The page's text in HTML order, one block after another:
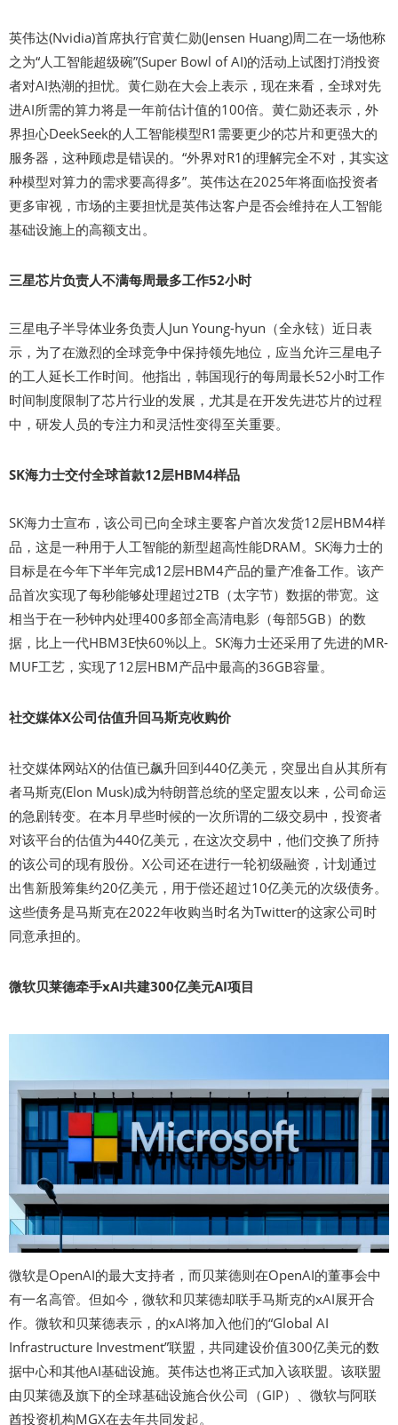
英伟达(Nvidia)首席执行官黄仁勋(Jensen Huang)周二在一场他称
之为“人工智能超级碗”(Super Bowl of AI)的活动上试图打消投资
者对AI热潮的担忧。黄仁勋在大会上表示，现在来看，全球对先
进AI所需的算力将是一年前估计值的100倍。黄仁勋还表示，外
界担心DeekSeek的人工智能模型R1需要更少的芯片和更强大的
服务器，这种顾虑是错误的。“外界对R1的理解完全不对，其实这
种模型对算力的需求要高得多”。英伟达在2025年将面临投资者
更多审视，市场的主要担忧是英伟达客户是否会维持在人工智能
基础设施上的高额支出。
三星芯片负责人不满每周最多工作52小时
三星电子半导体业务负责人Jun Young-hyun（全永铉）近日表
示，为了在激烈的全球竞争中保持领先地位，应当允许三星电子
的工人延长工作时间。他指出，韩国现行的每周最长52小时工作
时间制度限制了芯片行业的发展，尤其是在开发先进芯片的过程
中，研发人员的专注力和灵活性变得至关重要。
SK海力士交付全球首款12层HBM4样品
SK海力士宣布，该公司已向全球主要客户首次发货12层HBM4样
品，这是一种用于人工智能的新型超高性能DRAM。SK海力士的
目标是在今年下半年完成12层HBM4产品的量产准备工作。该产
品首次实现了每秒能够处理超过2TB（太字节）数据的带宽。这
相当于在一秒钟内处理400多部全高清电影（每部5GB）的数
据，比上一代HBM3E快60%以上。SK海力士还采用了先进的MR-
MUF工艺，实现了12层HBM产品中最高的36GB容量。
社交媒体X公司估值升回马斯克收购价
社交媒体网站X的估值已飙升回到440亿美元，突显出自从其所有
者马斯克(Elon Musk)成为特朗普总统的坚定盟友以来，公司命运
的急剧转变。在本月早些时候的一次所谓的二级交易中，投资者
对该平台的估值为440亿美元，在这次交易中，他们交换了所持
的该公司的现有股份。X公司还在进行一轮初级融资，计划通过
出售新股筹集约20亿美元，用于偿还超过10亿美元的次级债务。
这些债务是马斯克在2022年收购当时名为Twitter的这家公司时
同意承担的。
微软贝莱德牵手xAI共建300亿美元AI项目
微软是OpenAI的最大支持者，而贝莱德则在OpenAI的董事会中
有一名高管。但如今，微软和贝莱德却联手马斯克的xAI展开合
作。微软和贝莱德表示，的xAI将加入他们的“Global AI
Infrastructure Investment”联盟，共同建设价值300亿美元的数
据中心和其他AI基础设施。英伟达也将正式加入该联盟。该联盟
由贝莱德及旗下的全球基础设施合伙公司（GIP）、微软与阿联
酋投资机构MGX在去年共同发起。